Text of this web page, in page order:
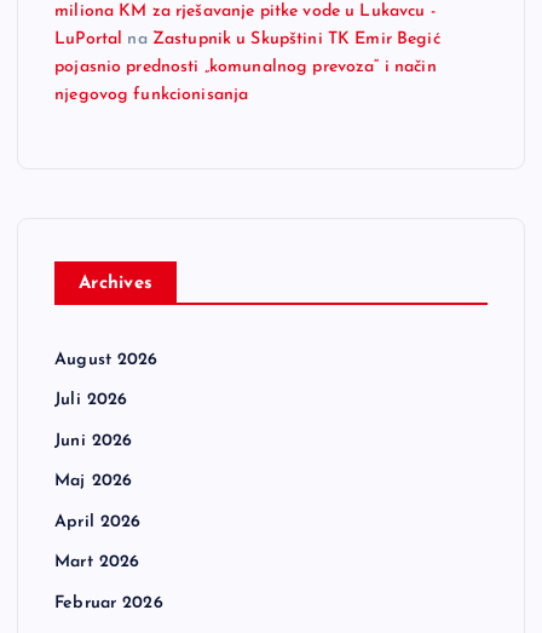
miliona KM za rješavanje pitke vode u Lukavcu -
LuPortal na Zastupnik u Skupštini TK Emir Begić
pojasnio prednosti „komunalnog prevoza“ i način
njegovog funkcionisanja
Archives
August 2026
Juli 2026
Juni 2026
Maj 2026
April 2026
Mart 2026
Februar 2026